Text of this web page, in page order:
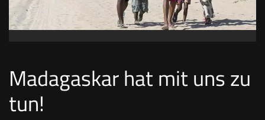
Madagaskar hat mit uns zu
tun!